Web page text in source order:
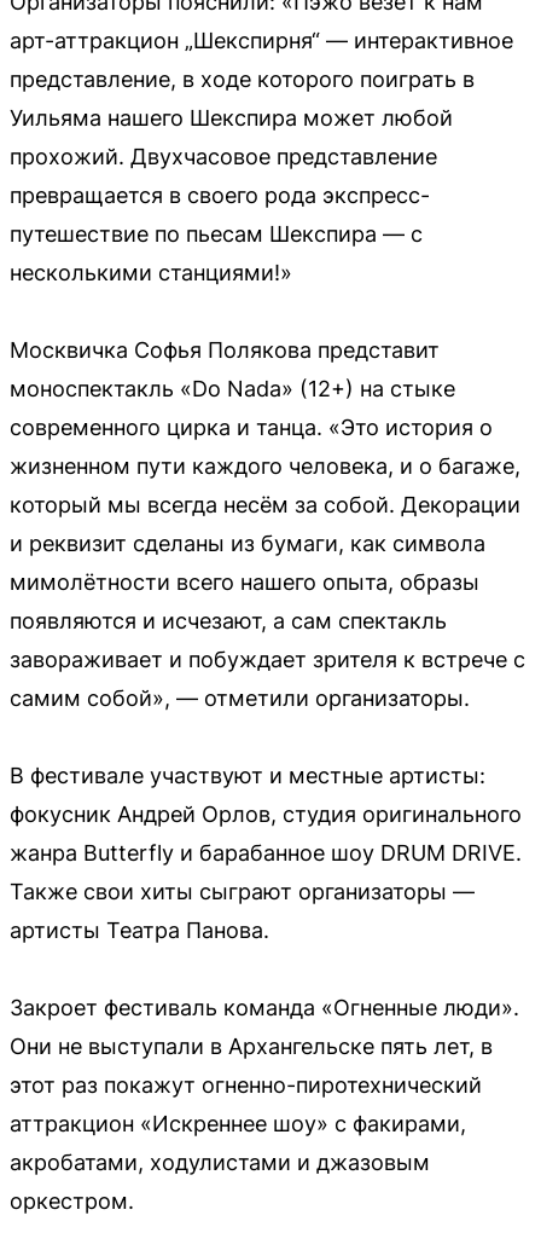
арт-аттракцион „Шекспирня“ — интерактивное
представление, в ходе которого поиграть в
Уильяма нашего Шекспира может любой
прохожий. Двухчасовое представление
превращается в своего рода экспресс-
путешествие по пьесам Шекспира — с
несколькими станциями!»
Москвичка Софья Полякова представит
моноспектакль «Do Nada» (12+) на стыке
современного цирка и танца. «Это история о
жизненном пути каждого человека, и о багаже,
который мы всегда несём за собой. Декорации
и реквизит сделаны из бумаги, как символа
мимолётности всего нашего опыта, образы
появляются и исчезают, а сам спектакль
завораживает и побуждает зрителя к встрече с
самим собой», — отметили организаторы.
В фестивале участвуют и местные артисты:
фокусник Андрей Орлов, студия оригинального
жанра Butterfly и барабанное шоу DRUM DRIVE.
Также свои хиты сыграют организаторы —
артисты Театра Панова.
Закроет фестиваль команда «Огненные люди».
Они не выступали в Архангельске пять лет, в
этот раз покажут огненно-пиротехнический
аттракцион «Искреннее шоу» с факирами,
акробатами, ходулистами и джазовым
оркестром.